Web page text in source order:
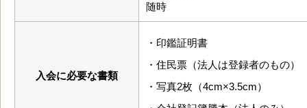
随時
入会に必要な書類
・印鑑証明書
・住民票（法人は登録者のもの）
・写真2枚（4cm×3.5cm）